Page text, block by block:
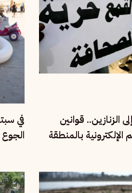
الزنازين.. قوانين
الإلكترونية بالمنطقة
في
الجوع